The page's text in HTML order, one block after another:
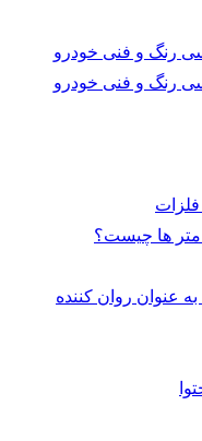
رنگ و فنی خودرو
رنگ و فنی خودرو
عنوان روان کننده